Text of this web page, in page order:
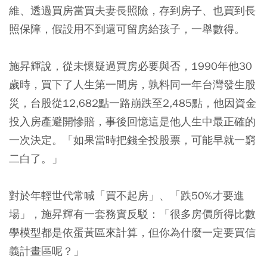
維、透過買房當買夫妻長照險，存到房子、也買到長
照保障，假設用不到還可留房給孩子，一舉數得。
施昇輝說，從未懷疑過買房必要與否，1990年他30
歲時，買下了人生第一間房，孰料同一年台灣發生股
災，台股從12,682點一路崩跌至2,485點，他因資金
投入房產避開慘賠，事後回憶這是他人生中最正確的
一次決定。「如果當時把錢全投股票，可能早就一窮
二白了。」
對於年輕世代常喊「買不起房」、「跌50%才要進
場」，施昇輝有一套務實反駁：「很多房價所得比數
學模型都是依蛋黃區來計算，但你為什麼一定要買信
義計畫區呢？」